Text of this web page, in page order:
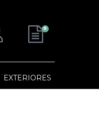
0
EXTERIORES